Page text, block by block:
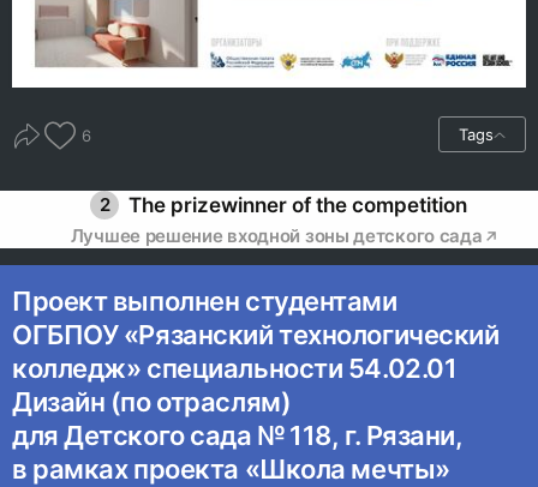
6 Tags
2 The prizewinner of the competition
Лучшее решение входной зоны детского сада
Проект выполнен студентами
ОГБПОУ «Рязанский технологический
колледж» специальности 54.02.01
Дизайн (по отраслям)
для Детского сада № 118, г. Рязани,
в рамках проекта «Школа мечты»